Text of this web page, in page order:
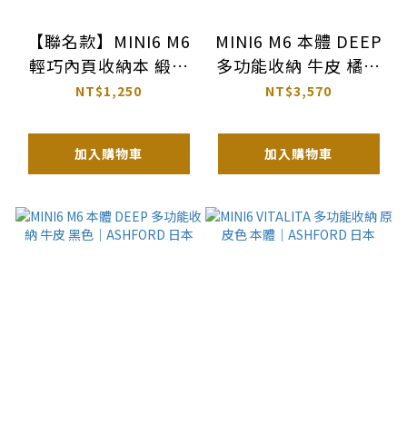
【聯名款】MINI6 M6
輕巧內頁收納本 緞帶
大猩猩款｜ASHFORD
NT$1,250
加入購物車
MINI6 M6 本體 DEEP
多功能收納 牛皮 橘色
｜ASHFORD 日本
NT$3,570
加入購物車